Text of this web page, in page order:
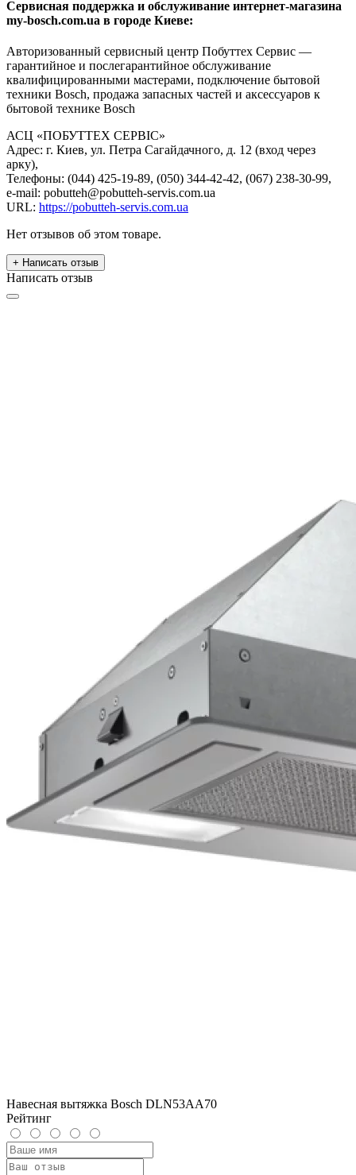
Сервисная поддержка и обслуживание интернет-магазина
my-bosch.com.ua в городе Киеве:
Авторизованный сервисный центр Побуттех Сервис —
гарантийное и послегарантийное обслуживание
квалифицированными мастерами, подключение бытовой
техники Bosch, продажа запасных частей и аксессуаров к
бытовой технике Bosch
АСЦ «ПОБУТТЕХ СЕРВІС»
Адрес: г. Киев, ул. Петра Сагайдачного, д. 12 (вход через
арку),
Телефоны: (044) 425-19-89, (050) 344-42-42, (067) 238-30-99,
e-mail: pobutteh@pobutteh-servis.com.ua
URL: https://pobutteh-servis.com.ua
Нет отзывов об этом товаре.
+ Написать отзыв
Написать отзыв
Навесная вытяжка Bosch DLN53AA70
Рейтинг